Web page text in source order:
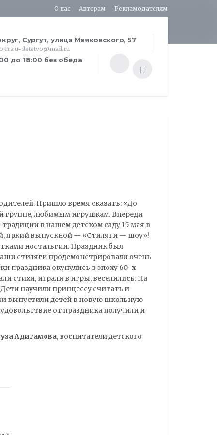
О нас Авторам Рекламодателям
Сургут, улица Маяковского, 57
u-detstvo@mail.ru
до 18:00 без обеда
Пришло время сказать: «До
группе, любимым игрушкам. Впереди
в нашем детском саду 15 мая в
яркий выпускной — «Стиляги — шоу»!
ностальгии. Праздник был
стиляги продемонстрировали очень
праздника окунулись в эпоху 60-х
стихи, играли в игры, веселились. На
научили принцессу считать и
выпустили детей в новую школьную
от праздника получили и
Адигамова, воспитатели детского